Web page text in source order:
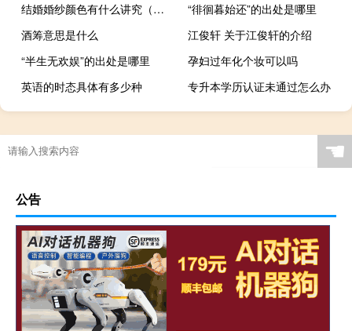
结婚婚纱颜色有什么讲究（结婚婚纱）
“徘徊暮始还”的出处是哪里
酒筹意思是什么
江俊轩 关于江俊轩的介绍
“半生无欢娱”的出处是哪里
孕妇过年化个妆可以吗
英语的时态具体有多少种
专升本学历认证未通过怎么办
☚
公告